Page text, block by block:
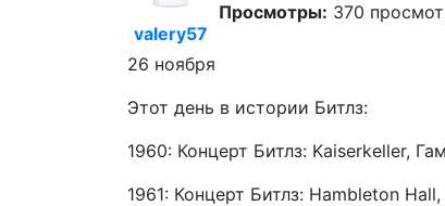
valery57
Просмотры: 370
26 ноября
Этот день в истории Битлз:
1960: Концерт Битлз: Kaiserkeller,
1961: Концерт Битлз: Hambleton